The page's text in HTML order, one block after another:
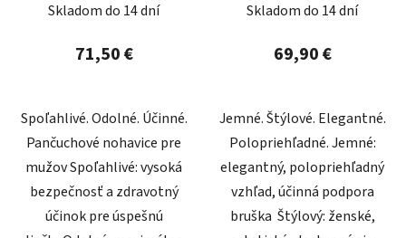
Skladom do 14 dní
71,50 €
Spoľahlivé. Odolné. Účinné.
Pančuchové nohavice pre
mužov Spoľahlivé: vysoká
bezpečnosť a zdravotný
účinok pre úspešnú
Skladom do 14 dní
69,90 €
Jemné. Štýlové. Elegantné.
Polopriehľadné. Jemné:
elegantný, polopriehľadný
vzhľad, účinná podpora
bruška Štýlový: ženské,